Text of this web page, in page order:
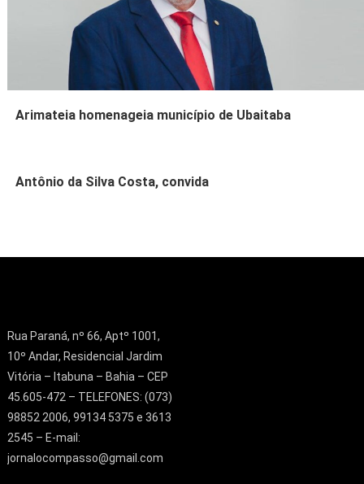
Arimateia homenageia município de Ubaitaba
Antônio da Silva Costa, convida
Rua Paraná, nº 66, Aptº 1001,
10º Andar, Residencial Jardim
Vitória – Itabuna – Bahia – CEP
45.605-472 – TELEFONES: (073)
98852 2006, 99134 5375 e 3613
2545 – E-mail:
jornalocompasso@gmail.com